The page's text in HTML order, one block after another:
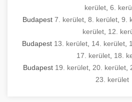
kerület 6.
Budapest 7. kerület, 8. kerület, 9.
kerület 12.
Budapest 13. kerület 14. kerület
17. kerület 18.
Budapest 19. kerület 20. kerület
23. kerület